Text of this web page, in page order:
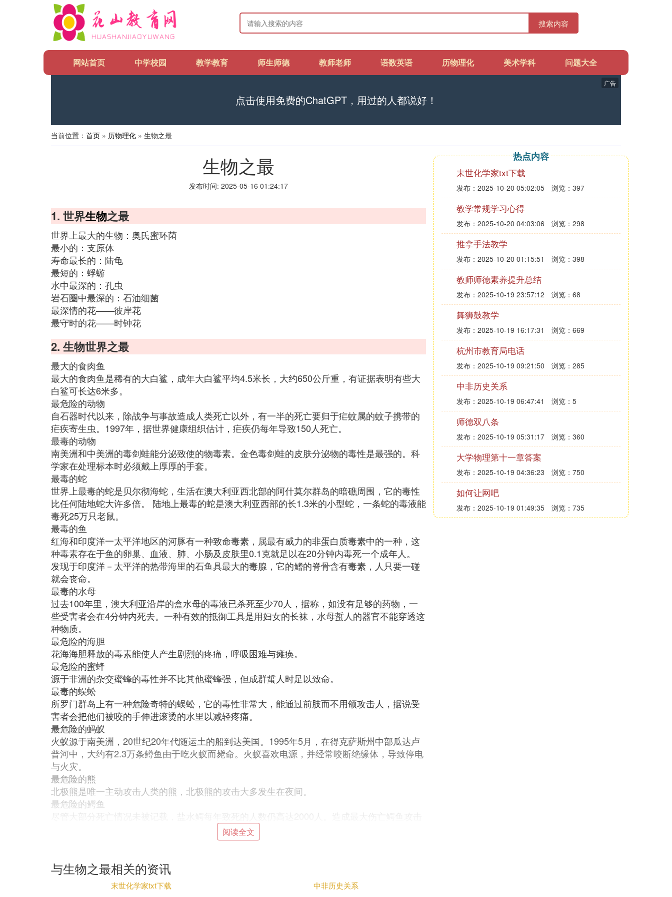
搜索内容
网站首页 中学校园 教学教育 师生师德 教师老师 语数英语 历物理化 美术学科 问题大全
点击使用免费的ChatGPT，用过的人都说好！
广告
当前位置： 首页 » 历物理化 » 生物之最
生物之最
发布时间: 2025-05-16 01:24:17
1. 世界生物之最
世界上最大的生物：奥氏蜜环菌
最小的：支原体
寿命最长的：陆龟
最短的：蜉蝣
水中最深的：孔虫
岩石圈中最深的：石油细菌
最深情的花——彼岸花
最守时的花——时钟花
2. 生物世界之最
最大的食肉鱼
最大的食肉鱼是稀有的大白鲨，成年大白鲨平均4.5米长，大约650公斤重，有证据表明有些大
白鲨可长达6米多。
最危险的动物
自石器时代以来，除战争与事故造成人类死亡以外，有一半的死亡要归于疟蚊属的蚊子携带的
疟疾寄生虫。1997年，据世界健康组织估计，疟疾仍每年导致150人死亡。
最毒的动物
南美洲和中美洲的毒剑蛙能分泌致使的物毒素。金色毒剑蛙的皮肤分泌物的毒性是最强的。科
学家在处理标本时必须戴上厚厚的手套。
最毒的蛇
世界上最毒的蛇是贝尔彻海蛇，生活在澳大利亚西北部的阿什莫尔群岛的暗礁周围，它的毒性
比任何陆地蛇大许多倍。 陆地上最毒的蛇是澳大利亚西部的长1.3米的小型蛇，一条蛇的毒液能
毒死25万只老鼠。
最毒的鱼
红海和印度洋一太平洋地区的河豚有一种致命毒素，属最有威力的非蛋白质毒素中的一种，这
种毒素存在于鱼的卵巢、血液、肺、小肠及皮肤里0.1克就足以在20分钟内毒死一个成年人。
发现于印度洋－太平洋的热带海里的石鱼具最大的毒腺，它的鳍的脊骨含有毒素，人只要一碰
就会丧命。
最毒的水母
过去100年里，澳大利亚沿岸的盒水母的毒液已杀死至少70人，据称，如没有足够的药物，一
些受害者会在4分钟内死去。一种有效的抵御工具是用妇女的长袜，水母蜇人的器官不能穿透这
种物质。
最危险的海胆
花海海胆释放的毒素能使人产生剧烈的疼痛，呼吸困难与瘫痪。
最危险的蜜蜂
源于非洲的杂交蜜蜂的毒性并不比其他蜜蜂强，但成群蜇人时足以致命。
最毒的蜈蚣
所罗门群岛上有一种危险奇特的蜈蚣，它的毒性非常大，能通过前肢而不用颌攻击人，据说受
害者会把他们被咬的手伸进滚烫的水里以减轻疼痛。
最危险的蚂蚁
火蚁源于南美洲，20世纪20年代随运土的船到达美国。1995年5月，在得克萨斯州中部瓜达卢
普河中，大约有2.3万条鳟鱼由于吃火蚁而毙命。火蚁喜欢电源，并经常咬断绝缘体，导致停电
与火灾。
最危险的熊
北极熊是唯一主动攻击人类的熊，北极熊的攻击大多发生在夜间。
最危险的鳄鱼
尽管大部分死亡情况未被记载，盐水鳄每年致死的人数仍高达2000人。造成最大伤亡鳄鱼攻击
事件发生于第二次世界大战末期，1945年2月19日至20日的晚上。当时进攻缅甸兰里岛的盟
军，将800－1000人的日本步兵围困在一岸边的沼泽地中。到第二天早晨，只有20个日本兵活
最危险的猫科动物
老虎比其他猫科动物更频繁地袭击人类，也许因为人符合老虎捕食猎物的大小，而且即使对老
的或受伤的老虎来说也非常容易捕获。
阅读全文
与生物之最相关的资讯
末世化学家txt下载
中非历史关系
热点内容
末世化学家txt下载
发布：2025-10-20 05:02:05 浏览：397
教学常规学习心得
发布：2025-10-20 04:03:06 浏览：298
推拿手法教学
发布：2025-10-20 01:15:51 浏览：398
教师师德素养提升总结
发布：2025-10-19 23:57:12 浏览：68
舞狮鼓教学
发布：2025-10-19 16:17:31 浏览：669
杭州市教育局电话
发布：2025-10-19 09:21:50 浏览：285
中非历史关系
发布：2025-10-19 06:47:41 浏览：5
师德双八条
发布：2025-10-19 05:31:17 浏览：360
大学物理第十一章答案
发布：2025-10-19 04:36:23 浏览：750
如何让网吧
发布：2025-10-19 01:49:35 浏览：735